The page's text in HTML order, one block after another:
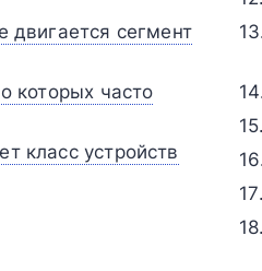
двигается сегмент
которых часто
класс устройств